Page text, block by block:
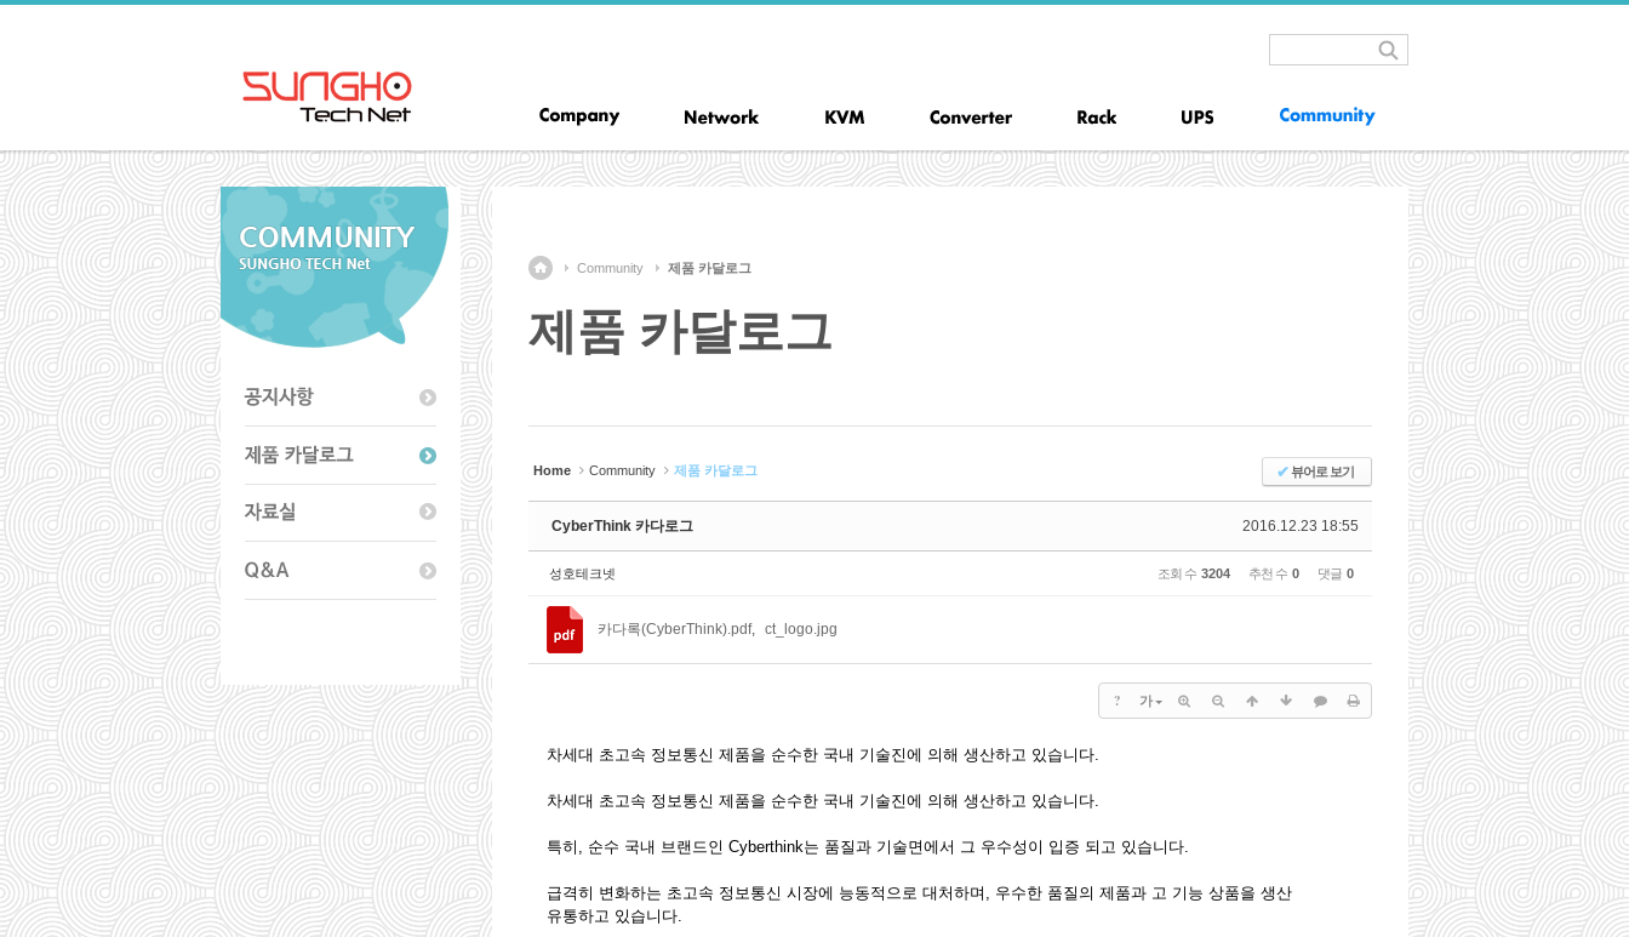
Community 제품 카달로그
제품 카달로그
Home Community 제품 카달로그 ✔뷰어로 보기
2016.12.23 18:55
CyberThink 카다로그
성호테크넷 조회 수 3204 추천 수 0 댓글 0
카다록(CyberThink).pdf, ct_logo.jpg
? 가
차세대 초고속 정보통신 제품을 순수한 국내 기술진에 의해 생산하고 있습니다.
차세대 초고속 정보통신 제품을 순수한 국내 기술진에 의해 생산하고 있습니다.
특히, 순수 국내 브랜드인 Cyberthink는 품질과 기술면에서 그 우수성이 입증 되고 있습니다.
급격히 변화하는 초고속 정보통신 시장에 능동적으로 대처하며, 우수한 품질의 제품과 고 기능 상품을 생산
유통하고 있습니다.